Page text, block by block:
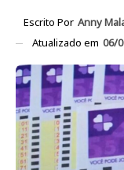
Escrito Por Anny
Atualizado em 06/